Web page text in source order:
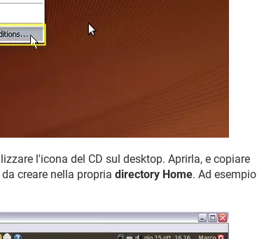
l'icona del CD sul desktop. Aprirla, e copiare
creare nella propria directory Home. Ad esempio